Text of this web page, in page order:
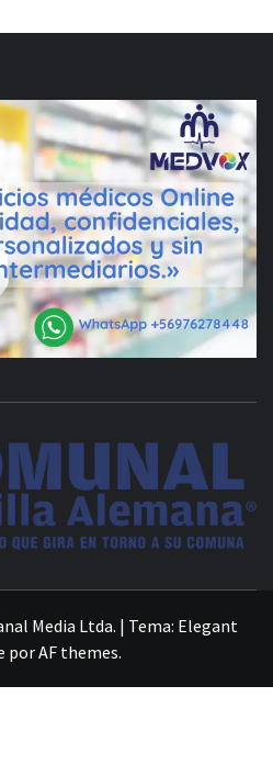
Media Ltda. | Tema: Elegant
porAF themes.